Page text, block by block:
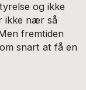
og ikke
ikke nær så
fremtiden
snart at få en